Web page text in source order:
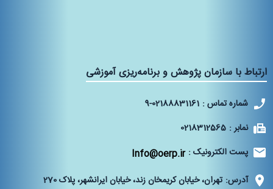
ارتباط با سازمان پژوهش و برنامه‌ریزی آموزشی
شماره تماس : 9-02188831161
نمابر : 0218312565
پست الکترونیک : Info@oerp.ir
آدرس: تهران، خیابان کریمخان زند، خیابان ایرانشهر، پلاک 270‌